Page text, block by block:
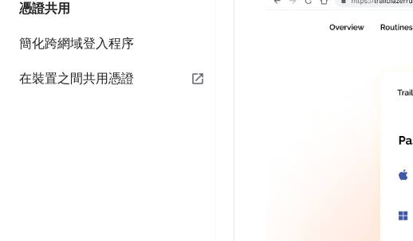
憑證共用
簡化跨網域登入程序
在裝置之間共用憑證